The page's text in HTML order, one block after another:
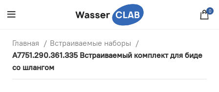
0
Главная
Встраиваемые наборы
A7751.290.361.335 Встраиваемый комплект для биде
со шлангом